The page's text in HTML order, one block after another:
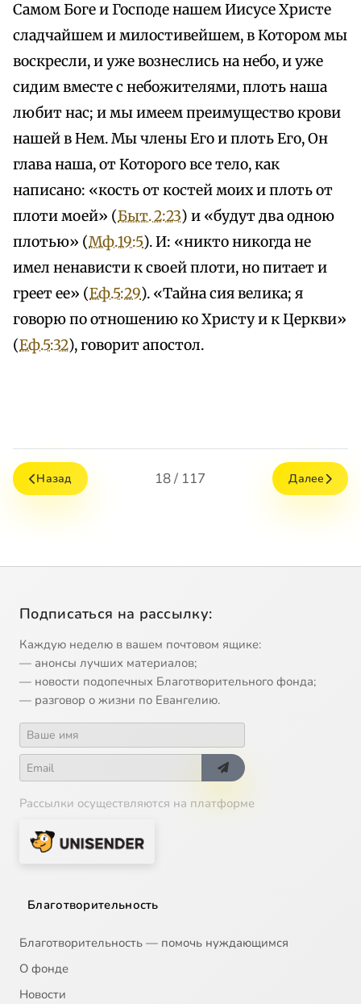
Самом Боге и Господе нашем Иисусе Христе
сладчайшем и милостивейшем, в Котором мы
воскресли, и уже вознеслись на небо, и уже
сидим вместе с небожителями, плоть наша
любит нас; и мы имеем преимущество крови
нашей в Нем. Мы члены Его и плоть Его, Он
глава наша, от Которого все тело, как
написано: «кость от костей моих и плоть от
плоти моей» (Быт. 2:23) и «будут два одною
плотью» (Мф.19:5). И: «никто никогда не
имел ненависти к своей плоти, но питает и
греет ее» (Еф.5:29). «Тайна сия велика; я
говорю по отношению ко Христу и к Церкви»
(Еф.5:32), говорит апостол.
Назад 18 / 117 Далее
Подписаться на рассылку:
Каждую неделю в вашем почтовом ящике:
— анонсы лучших материалов;
— новости подопечных Благотворительного фонда;
— разговор о жизни по Евангелию.
Рассылки осуществляются на платформе
Благотворительность
Благотворительность — помочь нуждающимся
О фонде
Новости